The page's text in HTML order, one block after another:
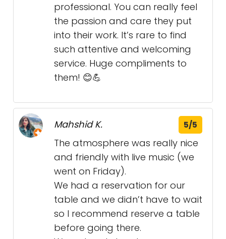
professional. You can really feel
the passion and care they put
into their work. It’s rare to find
such attentive and welcoming
service. Huge compliments to
them! 😊💪
Mahshid K. 5/5
The atmosphere was really nice
and friendly with live music (we
went on Friday).
We had a reservation for our
table and we didn’t have to wait
so I recommend reserve a table
before going there.